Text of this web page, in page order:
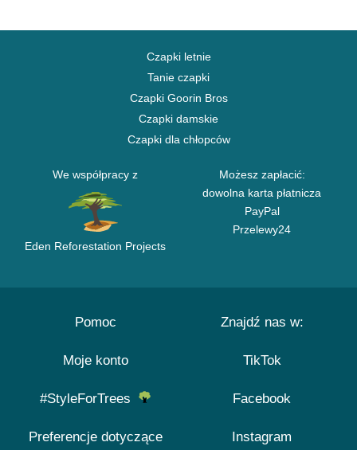
Czapki letnie
Tanie czapki
Czapki Goorin Bros
Czapki damskie
Czapki dla chłopców
We współpracy z
Eden Reforestation Projects
Możesz zapłacić:
dowolna karta płatnicza
PayPal
Przelewy24
Pomoc
Moje konto
#StyleForTrees
Preferencje dotyczące
Znajdź nas w:
TikTok
Facebook
Instagram